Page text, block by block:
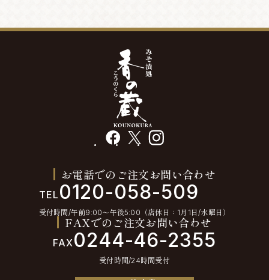
facebook instagram
お電話でのご注文お問い合わせ
TEL 0120-058-509
受付時間/午前9:00〜午後5:00（店休日：1月1日/水曜日）
FAXでのご注文お問い合わせ
FAX0244-46-2355
受付時間/24時間受付